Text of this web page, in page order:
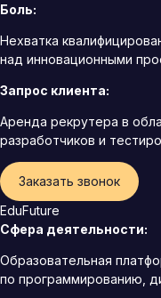
Боль:
Нехватка
над инновационными
Запрос клиента:
Аренда рекрутера в
разработчиков и
Заказать звонок
EduFuture
Сфера деятельности:
Образовательная
по программированию,